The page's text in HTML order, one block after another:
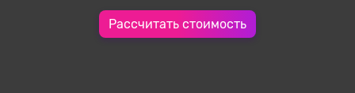
Рассчитать стоимость